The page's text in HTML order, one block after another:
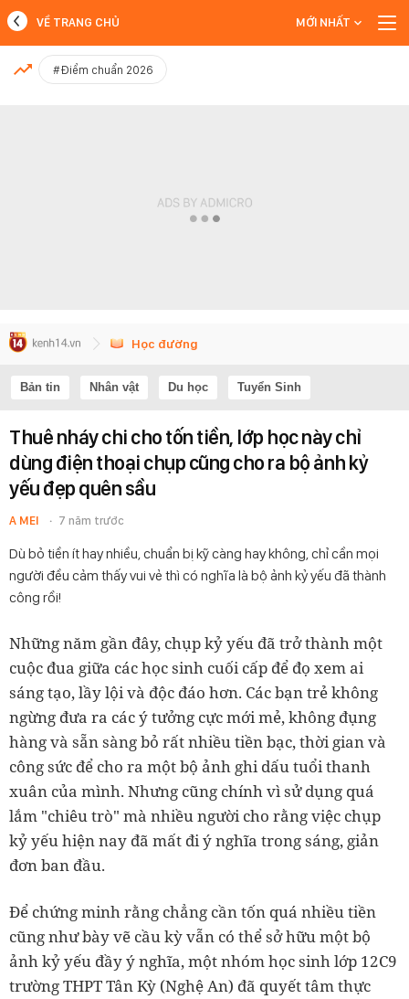
MỚI NHẤT
VỀ TRANG CHỦ MỚI NHẤT
#Điểm chuẩn 2026
Học đường
Bản tin Nhân vật Du học Tuyển Sinh
Thuê nháy chi cho tốn tiền, lớp học này chỉ
dùng điện thoại chụp cũng cho ra bộ ảnh kỷ
yếu đẹp quên sầu
A MEI 7 năm trước
Dù bỏ tiền ít hay nhiều, chuẩn bị kỹ càng hay không, chỉ cần mọi
người đều cảm thấy vui vẻ thì có nghĩa là bộ ảnh kỷ yếu đã thành
công rồi!
Những năm gần đây, chụp kỷ yếu đã trở thành một
cuộc đua giữa các học sinh cuối cấp để đọ xem ai
sáng tạo, lầy lội và độc đáo hơn. Các bạn trẻ không
ngừng đưa ra các ý tưởng cực mới mẻ, không đụng
hàng và sẵn sàng bỏ rất nhiều tiền bạc, thời gian và
công sức để cho ra một bộ ảnh ghi dấu tuổi thanh
xuân của mình. Nhưng cũng chính vì sử dụng quá
lắm "chiêu trò" mà nhiều người cho rằng việc chụp
kỷ yếu hiện nay đã mất đi ý nghĩa trong sáng, giản
đơn ban đầu.
Để chứng minh rằng chẳng cần tốn quá nhiều tiền
cũng như bày vẽ cầu kỳ vẫn có thể sở hữu một bộ
ảnh kỷ yếu đầy ý nghĩa, một nhóm học sinh lớp 12C9
trường THPT Tân Kỳ (Nghệ An) đã quyết tâm thực